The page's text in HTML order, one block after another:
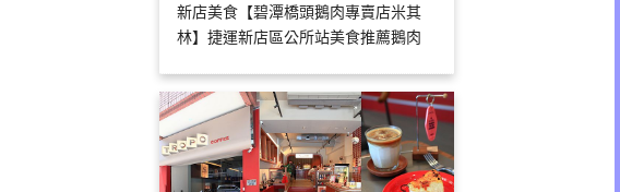
新店美食【碧潭橋頭鵝肉專賣店米其
林】捷運新店區公所站美食推薦鵝肉